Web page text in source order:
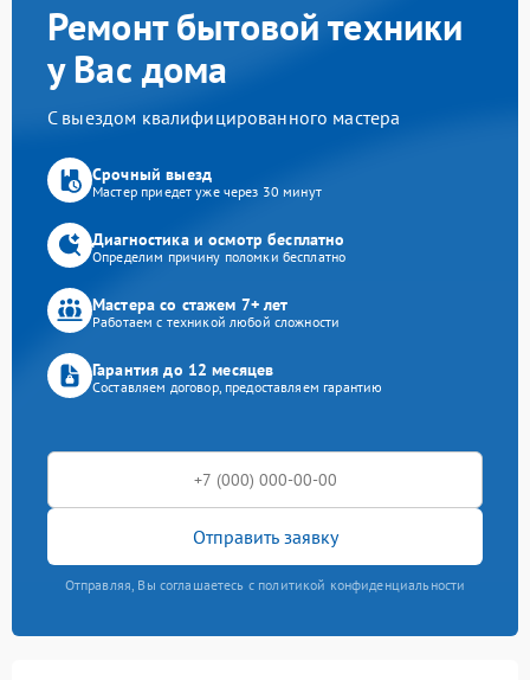
Ремонт бытовой техники
у Вас дома
С выездом квалифицированного мастера
Срочный выезд
Мастер приедет уже через 30 минут
Диагностика и осмотр бесплатно
Определим причину поломки бесплатно
Мастера со стажем 7+ лет
Работаем с техникой любой сложности
Гарантия до 12 месяцев
Составляем договор, предоставляем гарантию
Отправить заявку
Отправляя, Вы соглашаетесь с политикой конфиденциальности